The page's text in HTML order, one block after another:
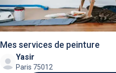
Mes services de peinture
Yasir
Paris 75012